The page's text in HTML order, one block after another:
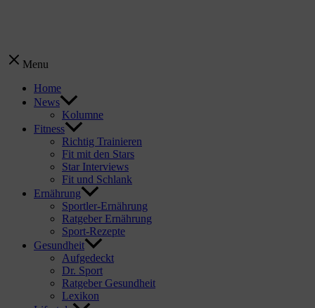
Menu
Home
News
Kolumne
Fitness
Richtig Trainieren
Fit mit den Stars
Star Interviews
Fit und Schlank
Ernährung
Sportler-Ernährung
Ratgeber Ernährung
Sport-Rezepte
Gesundheit
Aufgedeckt
Dr. Sport
Ratgeber Gesundheit
Lexikon